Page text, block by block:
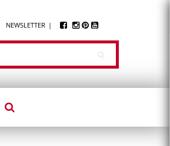
NEWSLETTER